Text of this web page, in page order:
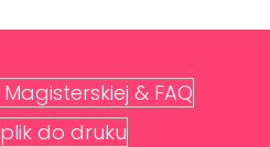
& FAQ
do druku